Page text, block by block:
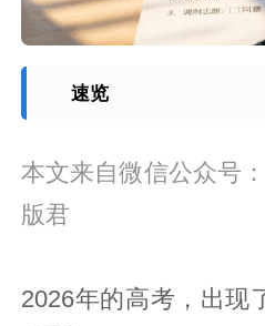
速览
本文来自微信公众号：
版君
2026年的高考，出现